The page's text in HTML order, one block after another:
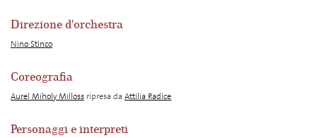
Direzione d'orchestra
Nino Stinco
Coreografia
Aurel Miholy Milloss ripresa da Attilia Radice
Personaggi e interpreti